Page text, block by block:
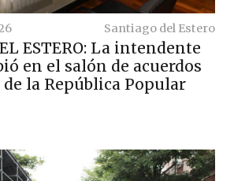
Santiago del Estero
ESTERO: La intendente
en el salón de acuerdos
la República Popular